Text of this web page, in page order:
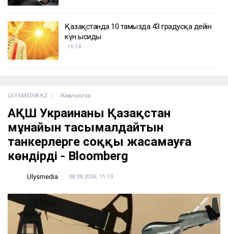
Қазақстанда 10 тамызда 43 градусқа дейін
күн ысиды
16:14
ULYSMEDIA.KZ Жаңалықтар
АҚШ Украинаны Қазақстан
мұнайын тасымалдайтын
танкерлерге соққы жасамауға
көндірді - Bloomberg
Ulysmedia 08.08.2026, 11:19